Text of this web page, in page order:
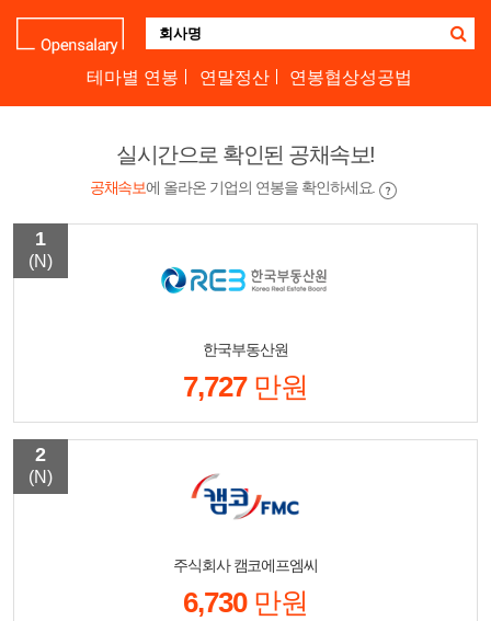
업
명
하
세
테마별 연봉 연말정산 연봉협상성공법
실시간으로 확인된 공채속보!
공채속보에 올라온 기업의 연봉을 확인하세요.
한국부동산원
7,727만원
1
(N)
주식회사 캠코에프엠씨
6,730만원
2
(N)